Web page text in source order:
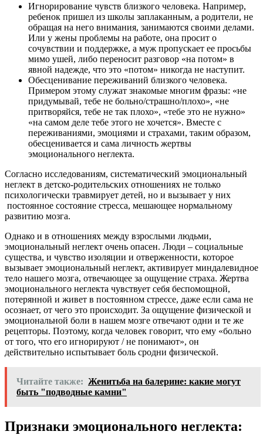
Игнорирование чувств близкого человека. Например,
ребенок пришел из школы заплаканным, а родители, не
обращая на него внимания, занимаются своими делами.
Или у жены проблемы на работе, она просит о
сочувствии и поддержке, а муж пропускает ее просьбы
мимо ушей, либо переносит разговор «на потом» в
явной надежде, что это «потом» никогда не наступит.
Обесценивание переживаний близкого человека.
Примером этому служат знакомые многим фразы: «не
придумывай, тебе не больно/страшно/плохо», «не
притворяйся, тебе не так плохо», «тебе это не нужно»
«на самом деле тебе этого не хочется». Вместе с
переживаниями, эмоциями и страхами, таким образом,
обесценивается и сама личность жертвы
эмоционального неглекта.
Согласно исследованиям, систематический эмоциональный
неглект в детско-родительских отношениях не только
психологически травмирует детей, но и вызывает у них
постоянное состояние стресса, мешающее нормальному
развитию мозга.
Однако и в отношениях между взрослыми людьми,
эмоциональный неглект очень опасен. Люди – социальные
существа, и чувство изоляции и отверженности, которое
вызывает эмоциональный неглект, активирует миндалевидное
тело нашего мозга, отвечающее за ощущение страха. Жертва
эмоционального неглекта чувствует себя беспомощной,
потерянной и живет в постоянном стрессе, даже если сама не
осознает, от чего это происходит. За ощущение физической и
эмоциональной боли в нашем мозге отвечают одни и те же
рецепторы. Поэтому, когда человек говорит, что ему «больно
от того, что его игнорируют / не понимают», он
действительно испытывает боль сродни физической.
Читайте также: Женитьба на балерине: какие могут
быть "подводные камни"
Признаки эмоционального неглекта: